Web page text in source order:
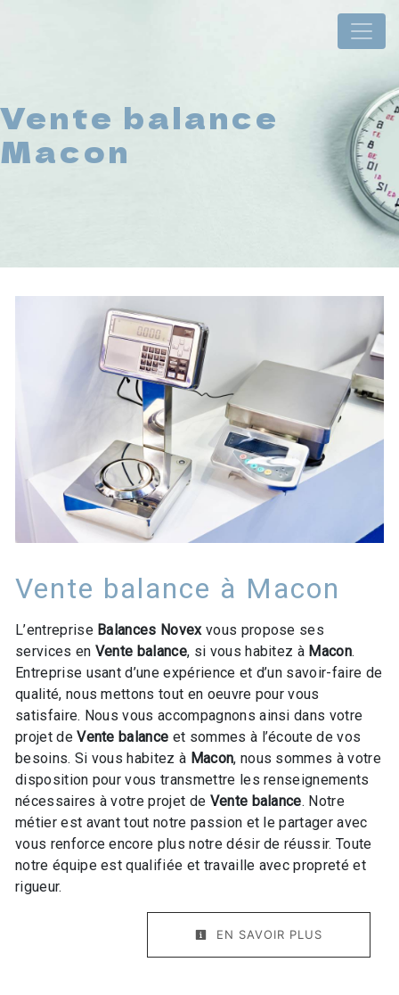
Vente balance
Macon
Vente balance à Macon
L’entreprise Balances Novexvous propose ses
services en Vente balance, si vous habitez à Macon.
Entreprise usant d’une expérience et d’un savoir-faire de
qualité, nous mettons tout en oeuvre pour vous
satisfaire. Nous vous accompagnons ainsi dans votre
projet deVente balance et sommes à l’écoute de vos
besoins. Si vous habitez à Macon, nous sommes à votre
disposition pour vous transmettre les renseignements
nécessaires à votre projet de Vente balance. Notre
métier est avant tout notre passion et le partager avec
vous renforce encore plus notre désir de réussir. Toute
notre équipe est qualifiée et travaille avec propreté et
rigueur.
EN SAVOIR PLUS